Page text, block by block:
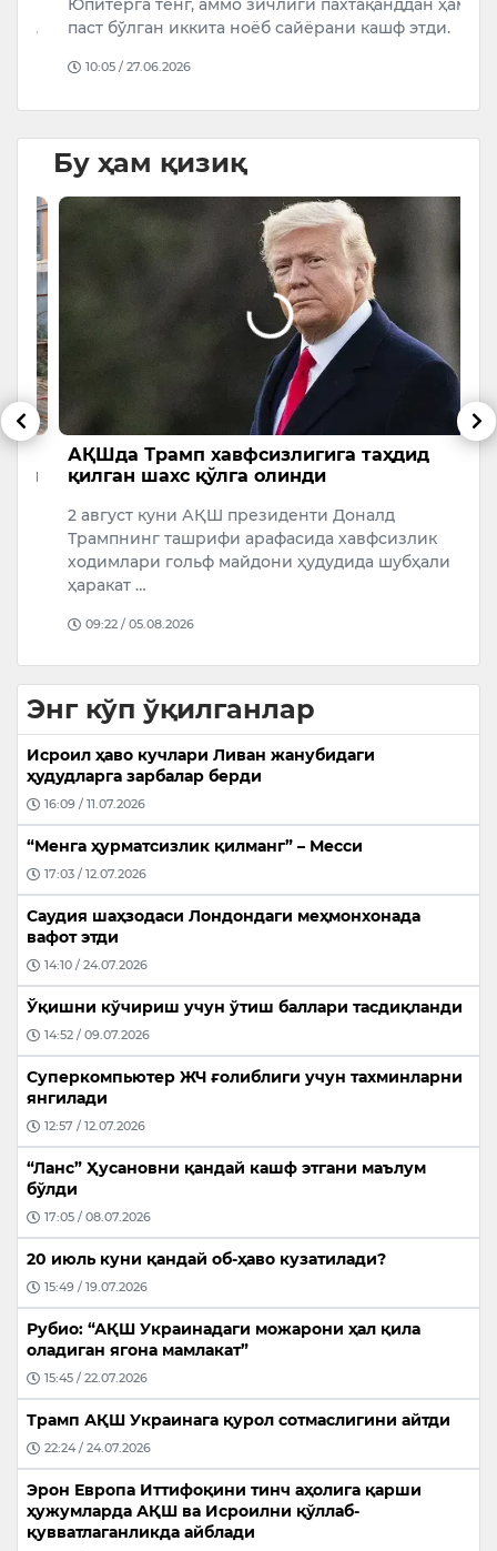
Юпитерга тенг, аммо зичлиги пахтақанддан ҳам
паст бўлган иккита ноёб сайёрани кашф этди.
10:05 / 27.06.2026
Бу ҳам қизиқ
АҚШда Трамп хавфсизлигига таҳдид
қилган шахс қўлга олинди
2 август куни АҚШ президенти Доналд
Трампнинг ташрифи арафасида хавфсизлик
ходимлари гольф майдони ҳудудида шубҳали
ҳаракат …
09:22 / 05.08.2026
Энг кўп ўқилганлар
Исроил ҳаво кучлари Ливан жанубидаги
ҳудудларга зарбалар берди
16:09 / 11.07.2026
“Менга ҳурматсизлик қилманг” – Месси
17:03 / 12.07.2026
Саудия шаҳзодаси Лондондаги меҳмонхонада
вафот этди
14:10 / 24.07.2026
Ўқишни кўчириш учун ўтиш баллари тасдиқланди
14:52 / 09.07.2026
Суперкомпьютер ЖЧ ғолиблиги учун тахминларни
янгилади
12:57 / 12.07.2026
“Ланс” Ҳусановни қандай кашф этгани маълум
бўлди
17:05 / 08.07.2026
20 июль куни қандай об-ҳаво кузатилади?
15:49 / 19.07.2026
Рубио: “АҚШ Украинадаги можарони ҳал қила
оладиган ягона мамлакат”
15:45 / 22.07.2026
Трамп АҚШ Украинага қурол сотмаслигини айтди
22:24 / 24.07.2026
Эрон Европа Иттифоқини тинч аҳолига қарши
ҳужумларда АҚШ ва Исроилни қўллаб-
қувватлаганликда айблади